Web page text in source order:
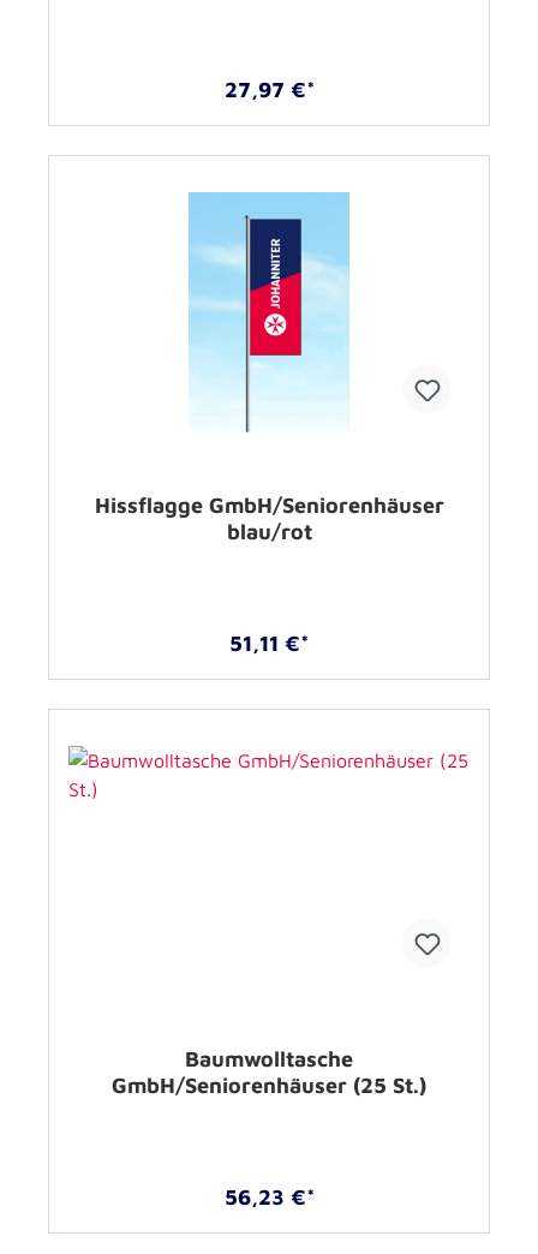
27,97 €*
Hissflagge GmbH/Seniorenhäuser
blau/rot
51,11 €*
Baumwolltasche
GmbH/Seniorenhäuser (25 St.)
56,23 €*